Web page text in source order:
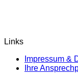
Links
Impressum &
Ihre